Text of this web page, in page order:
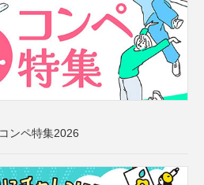
ンペ特集2026